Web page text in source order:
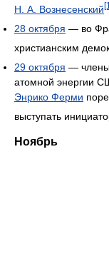
Н. А. Вознесенский
28 октября — во
христианским
29 октября — члены
атомной энергии
Энрико Ферми
выступать
Ноябрь